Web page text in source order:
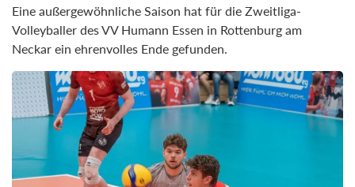
Eine außergewöhnliche Saison hat für die Zweitliga-
Volleyballer des VV Humann Essen in Rottenburg am
Neckar ein ehrenvolles Ende gefunden.